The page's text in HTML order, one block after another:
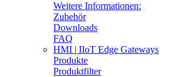
Weitere Informationen:
Zubehör
Downloads
FAQ
HMI | IIoT Edge Gateways
Produkte
Produktfilter